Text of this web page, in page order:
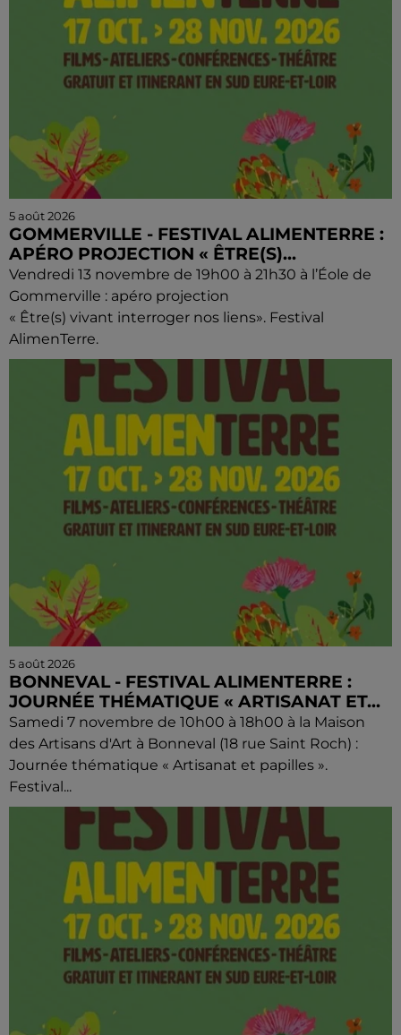
5 août 2026
GOMMERVILLE - FESTIVAL ALIMENTERRE :
APÉRO PROJECTION « ÊTRE(S)...
Vendredi 13 novembre de 19h00 à 21h30 à l’Éole de
Gommerville : apéro projection
« Être(s) vivant interroger nos liens». Festival
AlimenTerre.
5 août 2026
BONNEVAL - FESTIVAL ALIMENTERRE :
JOURNÉE THÉMATIQUE « ARTISANAT ET...
Samedi 7 novembre de 10h00 à 18h00 à la Maison
des Artisans d'Art à Bonneval (18 rue Saint Roch) :
Journée thématique « Artisanat et papilles ».
Festival...